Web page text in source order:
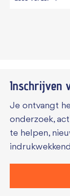
Inschrijven
Je ontvangt
onderzoek,
te helpen,